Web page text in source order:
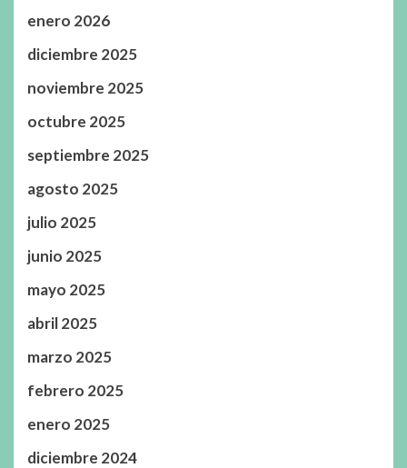
enero 2026
diciembre 2025
noviembre 2025
octubre 2025
septiembre 2025
agosto 2025
julio 2025
junio 2025
mayo 2025
abril 2025
marzo 2025
febrero 2025
enero 2025
diciembre 2024